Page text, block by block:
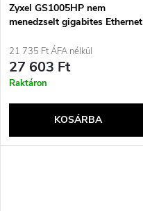
Zyxel GS1005HP nem
menedzselt gigabites Ethernet
Power over Ethernet (PoE)
ezüst
21 735 Ft ÁFA nélkül
27 603 Ft
Raktáron
KOSÁRBA